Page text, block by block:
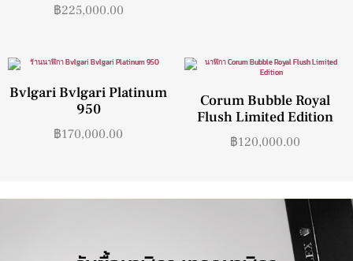
฿225,000.00
Bvlgari Bvlgari Platinum
950
฿170,000.00
Corum Bubble Royal
Flush Limited Edition
฿120,000.00